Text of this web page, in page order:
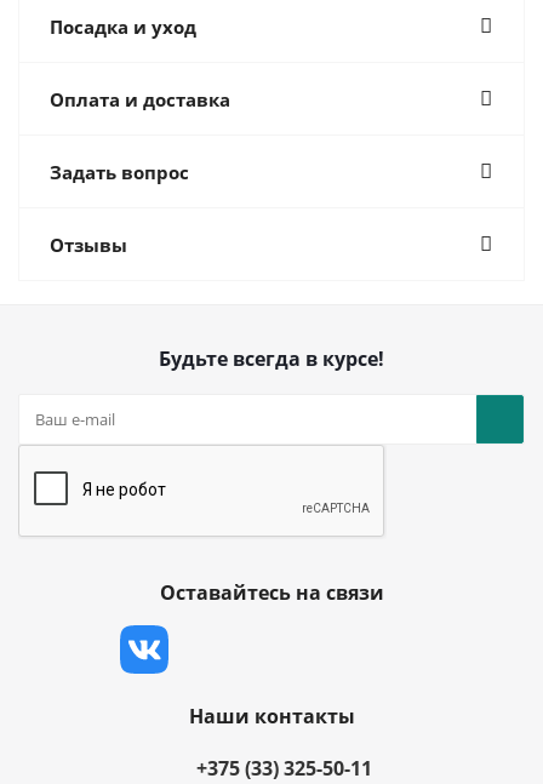
Посадка и уход
Оплата и доставка
Задать вопрос
Отзывы
Будьте всегда в курсе!
Оставайтесь на связи
Наши контакты
+375 (33) 325-50-11